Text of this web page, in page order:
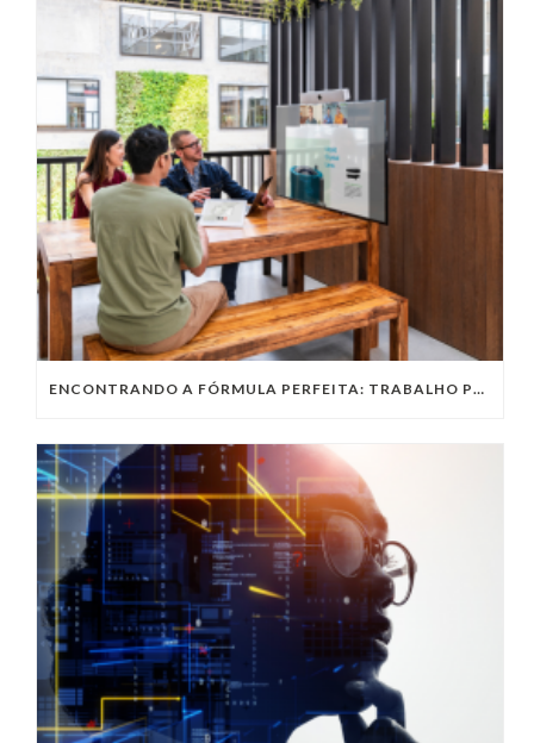
ENCONTRANDO A FÓRMULA PERFEITA: TRABALHO PRESENCIAL, HOME OFFICE OU TRABALHO HÍBRIDO?